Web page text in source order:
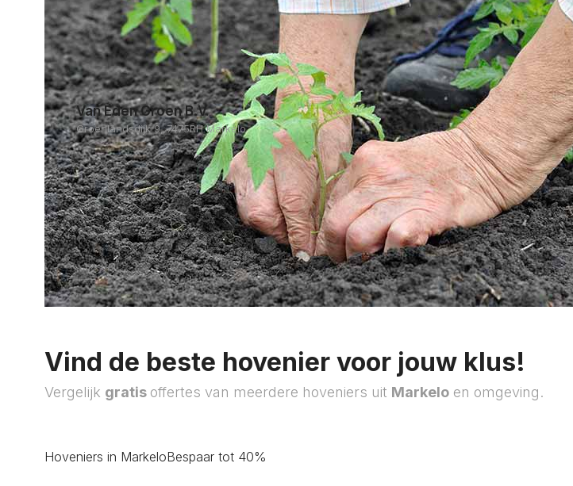
Van Eden Groen B.V.
Groenlandsdijk 9, 7475RH Markelo
Vind de beste hovenier voor jouw klus!
Vergelijk gratis offertes van meerdere hoveniers uit Markelo en omgeving.
Hoveniers in MarkeloBespaar tot 40%